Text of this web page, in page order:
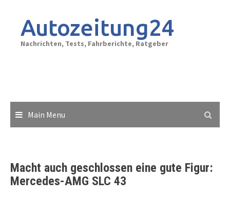
contentAutozeitung24
Nachrichten, Tests, Fahrberichte, Ratgeber
Main Menu
Macht auch geschlossen eine gute Figur:
Mercedes-AMG SLC 43